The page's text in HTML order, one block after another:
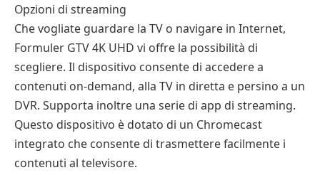
Opzioni di streaming
Che vogliate guardare la TV o navigare in Internet,
Formuler GTV 4K UHD vi offre la possibilità di
scegliere. Il dispositivo consente di accedere a
contenuti on-demand, alla TV in diretta e persino a un
DVR. Supporta inoltre una serie di app di streaming.
Questo dispositivo è dotato di un Chromecast
integrato che consente di trasmettere facilmente i
contenuti al televisore.